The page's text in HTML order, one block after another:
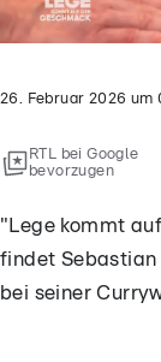
26. Februar 2026 um
RTL bei Google
bevorzugen
"Lege kommt
findet Sebastian
bei seiner